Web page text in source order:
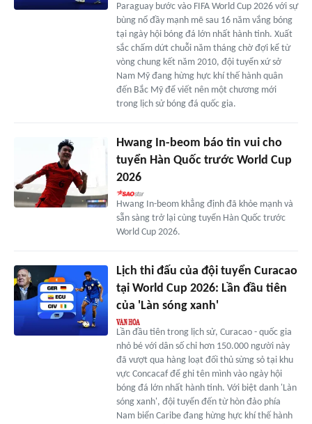
Paraguay bước vào FIFA World Cup 2026 với sự
bùng nổ đầy mạnh mẽ sau 16 năm vắng bóng
tại ngày hội bóng đá lớn nhất hành tinh. Xuất
sắc chấm dứt chuỗi năm tháng chờ đợi kể từ
vòng chung kết năm 2010, đội tuyển xứ sở
Nam Mỹ đang hừng hực khí thế hành quân
đến Bắc Mỹ để viết nên một chương mới
trong lịch sử bóng đá quốc gia.
Hwang In-beom báo tin vui cho
tuyển Hàn Quốc trước World Cup
2026
Hwang In-beom khẳng định đã khỏe mạnh và
sẵn sàng trở lại cùng tuyển Hàn Quốc trước
World Cup 2026.
Lịch thi đấu của đội tuyển Curacao
tại World Cup 2026: Lần đầu tiên
của 'Làn sóng xanh'
Lần đầu tiên trong lịch sử, Curacao - quốc gia
nhỏ bé với dân số chỉ hơn 150.000 người này
đã vượt qua hàng loạt đối thủ sừng sỏ tại khu
vực Concacaf để ghi tên mình vào ngày hội
bóng đá lớn nhất hành tinh. Với biệt danh 'Làn
sóng xanh', đội tuyển đến từ hòn đảo phía
Nam biển Caribe đang hừng hực khí thế hành